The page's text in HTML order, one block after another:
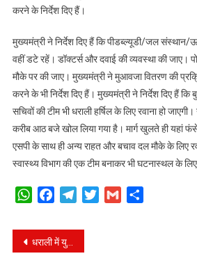
करने के निर्देश दिए हैं।
मुख्यमंत्री ने निर्देश दिए हैं कि पीडब्ल्यूडी/जल संस्थान/
वहीं डटे रहें। डॉक्टर्स और दवाई की व्यवस्था की जाए।
मौके पर की जाए। मुख्यमंत्री ने मुआवजा वितरण की
करने के भी निर्देश दिए हैं। मुख्यमंत्री ने निर्देश दिए हैं कि
सचिवों की टीम भी धराली हर्षिल के लिए रवाना हो
करीब आठ बजे खोल लिया गया है। मार्ग खुलते ही यहां फंसे
एसपी के साथ ही अन्य राहत और बचाव दल मौके के लिए
स्वास्थ्य विभाग की एक टीम बनाकर भी घटनास्थल के लिए
WhatsAppFacebookTelegramTwitterGmail
Post
धराली में युद्धस्तर पर चल रहे राहत और बचाव कार्य, ndrf, sdrf के साथ ही अन्य राहत और बचाव दल रवाना।